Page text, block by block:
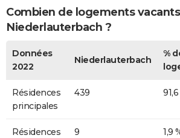
Combien de logements
Niederlauterbach ?
Données
2022
Niederlauterbach
%
Résidences
principales
439
Résidences
9 1,9